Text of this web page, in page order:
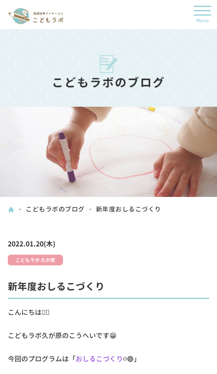
こどもラボのブログ
こどもラボのブログ 新年度おしるこづくり
2022.01.20(木)
こどもラボ 久が原
新年度おしるこづくり
こんにちは🏳‍🌈
こどもラボ久が原のこうへいです😁
今回のプログラムは「おしるこづくり⚪🟣」